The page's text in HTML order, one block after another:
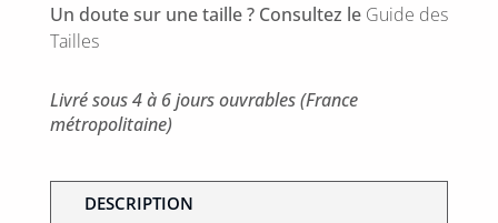
Un doute sur une taille ? Consultez le Guide des
Tailles
Livré sous 4 à 6 jours ouvrables (France
métropolitaine)
DESCRIPTION